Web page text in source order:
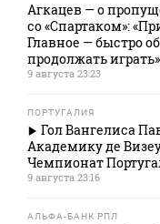
Агкацев — о
со «Спартаком»:
Главное — быстро
продолжать играть»
9 августа 23:23
ПОРТУГАЛИЯ
Гол Вангелиса
Академику де
Чемпионат
9 августа 23:16
АЛЬФА-БАНК РПЛ